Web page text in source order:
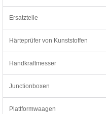
Ersatzteile
Härteprüfer von Kunststoffen
Handkraftmesser
Junctionboxen
Plattformwaagen